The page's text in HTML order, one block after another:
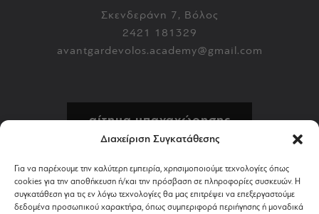
Διαχείριση Συγκατάθεσης
Για να παρέχουμε την καλύτερη εμπειρία, χρησιμοποιούμε τεχνολογίες όπως
cookies για την αποθήκευση ή/και την πρόσβαση σε πληροφορίες συσκευών. Η
συγκατάθεση για τις εν λόγω τεχνολογίες θα μας επιτρέψει να επεξεργαστούμε
δεδομένα προσωπικού χαρακτήρα, όπως συμπεριφορά περιήγησης ή μοναδικά
Σκενδεράνη 7, Βόλος
2421 181329
avantgardevolos.academy@gmail.com
αίτημα υπαναχώρησης
αποστολή & πληρωμή